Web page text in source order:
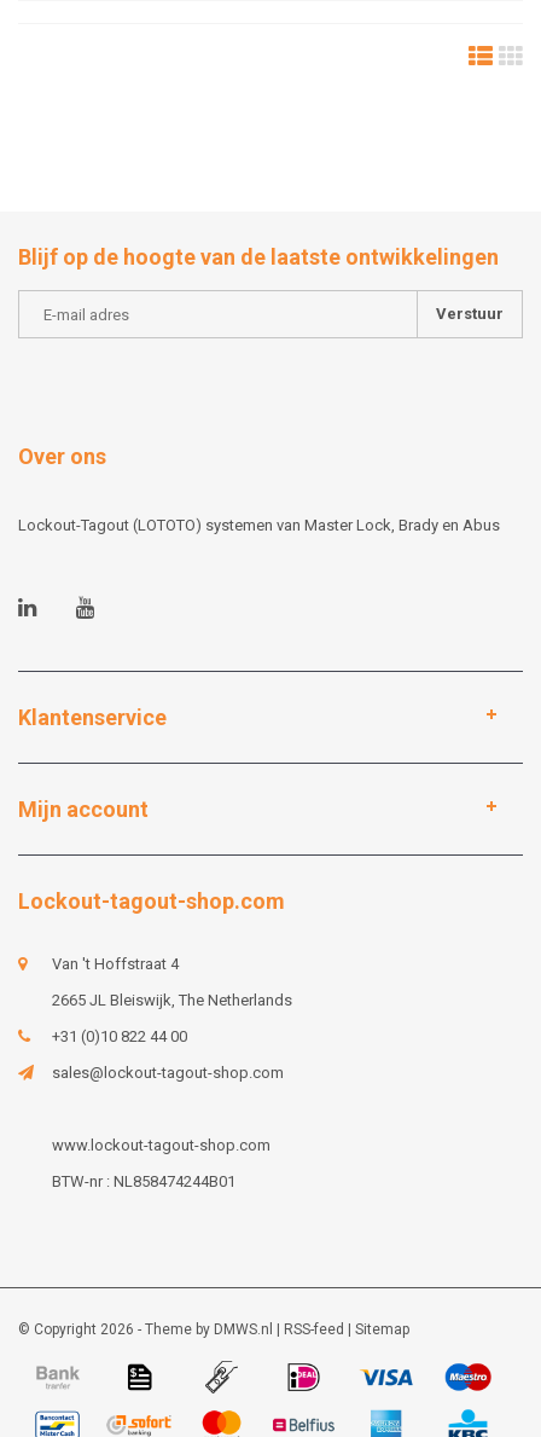
Blijf op de hoogte van de laatste ontwikkelingen
Verstuur
Over ons
Lockout-Tagout (LOTOTO) systemen van Master Lock, Brady en Abus
Klantenservice
Mijn account
Lockout-tagout-shop.com
Van 't Hoffstraat 4
2665 JL Bleiswijk, The Netherlands
+31 (0)10 822 44 00
sales@lockout-tagout-shop.com
www.lockout-tagout-shop.com
BTW-nr : NL858474244B01
© Copyright 2026 - Theme by DMWS.nl RSS-feed Sitemap